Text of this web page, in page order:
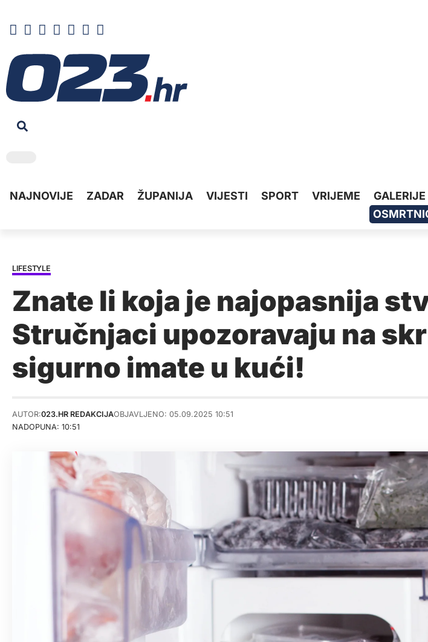
NAJNOVIJE ZADAR ŽUPANIJA VIJESTI SPORT VRIJEME GALERIJE
LIFESTYLE
Znate li koja je najopasnija
Stručnjaci upozoravaju na
sigurno imate u kući!
NADOPUNA: 10:51
AUTOR:023.HR REDAKCIJAOBJAVLJENO: 05.09.2025 10:51